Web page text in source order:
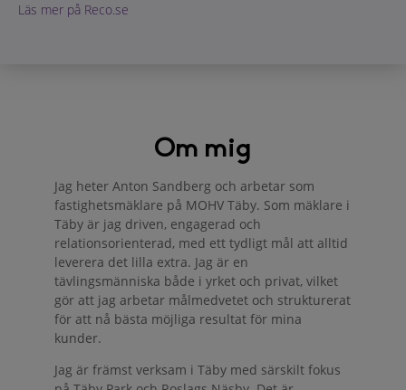
Läs mer på Reco.se
Om mig
Jag heter Anton Sandberg och arbetar som
fastighetsmäklare på MOHV Täby. Som mäklare i
Täby är jag driven, engagerad och
relationsorienterad, med ett tydligt mål att alltid
leverera det lilla extra. Jag är en
tävlingsmänniska både i yrket och privat, vilket
gör att jag arbetar målmedvetet och strukturerat
för att nå bästa möjliga resultat för mina
kunder.
Jag är främst verksam i Täby med särskilt fokus